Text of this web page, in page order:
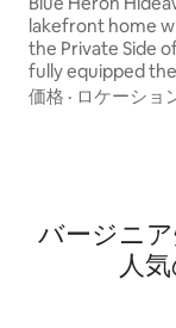
lakefront home
the Private Side
fully equipped
you will likely
patio area, an
価格 · ロケーショ
バージニ
人